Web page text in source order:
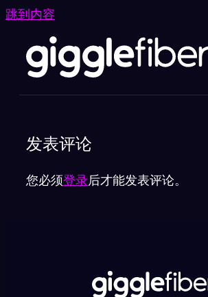
跳到内容
发表评论
您必须登录后才能发表评论。